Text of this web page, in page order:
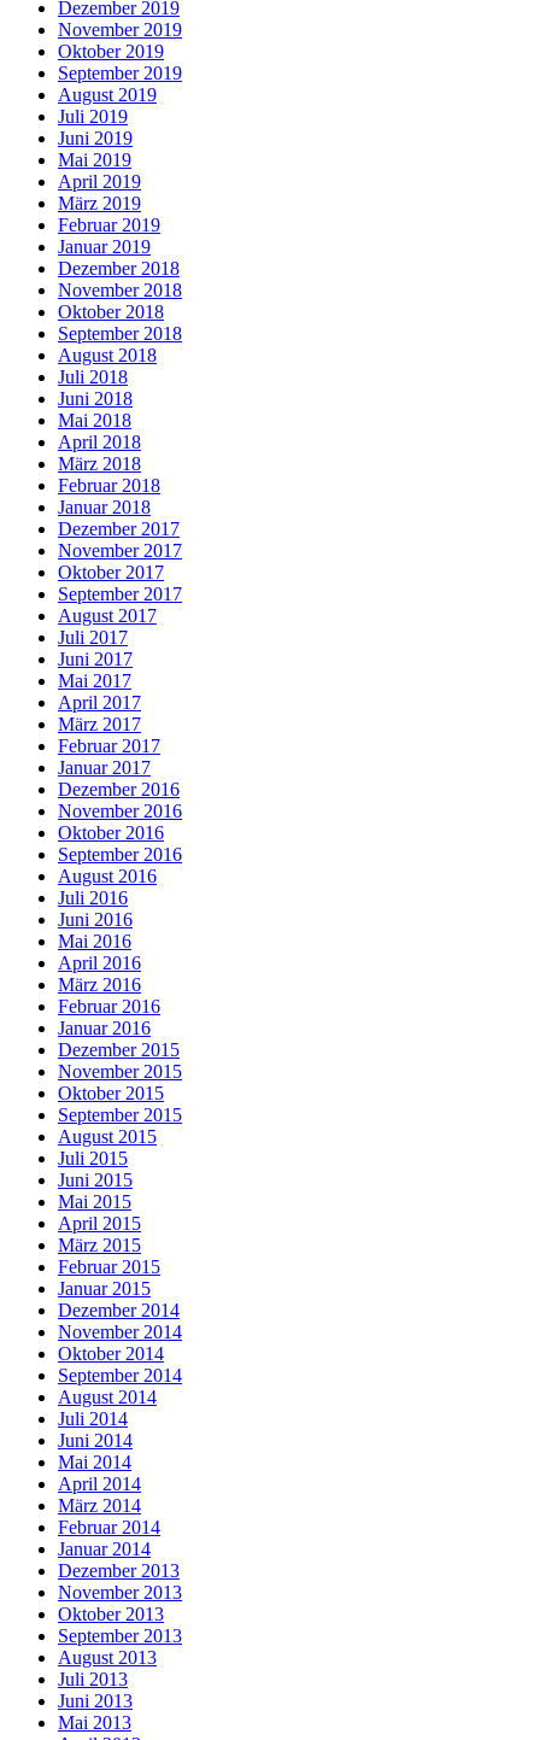
Dezember 2019
November 2019
Oktober 2019
September 2019
August 2019
Juli 2019
Juni 2019
Mai 2019
April 2019
März 2019
Februar 2019
Januar 2019
Dezember 2018
November 2018
Oktober 2018
September 2018
August 2018
Juli 2018
Juni 2018
Mai 2018
April 2018
März 2018
Februar 2018
Januar 2018
Dezember 2017
November 2017
Oktober 2017
September 2017
August 2017
Juli 2017
Juni 2017
Mai 2017
April 2017
März 2017
Februar 2017
Januar 2017
Dezember 2016
November 2016
Oktober 2016
September 2016
August 2016
Juli 2016
Juni 2016
Mai 2016
April 2016
März 2016
Februar 2016
Januar 2016
Dezember 2015
November 2015
Oktober 2015
September 2015
August 2015
Juli 2015
Juni 2015
Mai 2015
April 2015
März 2015
Februar 2015
Januar 2015
Dezember 2014
November 2014
Oktober 2014
September 2014
August 2014
Juli 2014
Juni 2014
Mai 2014
April 2014
März 2014
Februar 2014
Januar 2014
Dezember 2013
November 2013
Oktober 2013
September 2013
August 2013
Juli 2013
Juni 2013
Mai 2013